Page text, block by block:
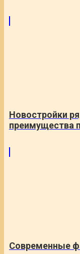
Новостройки
преимущества
Современные